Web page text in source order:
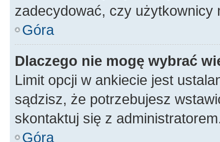
zadecydować, czy użytkownicy
Góra
Dlaczego nie mogę wybrać
Limit opcji w ankiecie jest
sądzisz, że potrzebujesz
skontaktuj się z
Góra